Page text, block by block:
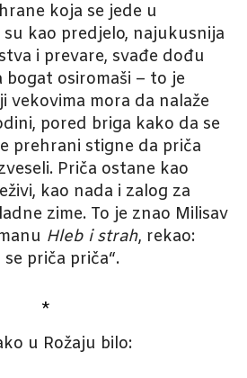
koja se jede u
kao predjelo, najukusnija
i prevare, svađe dođu
bogat osiromaši – to je
vekovima mora da nalaže
pored briga kako da se
prehrani stigne da priča
Priča ostane kao
kao nada i zalog za
zime. To je znao Milisav
Hleb i strah, rekao:
se priča priča“.
*
u Rožaju bilo: